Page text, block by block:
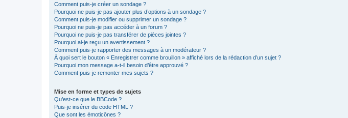
Comment puis-je créer un sondage ?
Pourquoi ne puis-je pas ajouter plus d’options à un sondage ?
Comment puis-je modifier ou supprimer un sondage ?
Pourquoi ne puis-je pas accéder à un forum ?
Pourquoi ne puis-je pas transférer de pièces jointes ?
Pourquoi ai-je reçu un avertissement ?
Comment puis-je rapporter des messages à un modérateur ?
À quoi sert le bouton « Enregistrer comme brouillon » affiché lors de la rédaction d’un sujet ?
Pourquoi mon message a-t-il besoin d’être approuvé ?
Comment puis-je remonter mes sujets ?
Mise en forme et types de sujets
Qu’est-ce que le BBCode ?
Puis-je insérer du code HTML ?
Que sont les émoticônes ?